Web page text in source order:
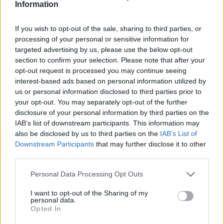
Information
If you wish to opt-out of the sale, sharing to third parties, or
processing of your personal or sensitive information for
targeted advertising by us, please use the below opt-out
section to confirm your selection. Please note that after your
opt-out request is processed you may continue seeing
interest-based ads based on personal information utilized by
us or personal information disclosed to third parties prior to
your opt-out. You may separately opt-out of the further
disclosure of your personal information by third parties on the
IAB’s list of downstream participants. This information may
also be disclosed by us to third parties on the IAB’s List of
Downstream Participants that may further disclose it to other
Personal Data Processing Opt Outs
I want to opt-out of the Sharing of my
personal data.
Opted In
Heřmanice ohrožuje životní prostředí Ostravy a postupuje
dopisu.
Šance pro budovy: Dostupné bydlení nevyřeší jen nová
výstavba. Česko musí lépe využít renovace stávajících
budov
5.8.2026
Diskuse: 39
Více než 380 tisíc domácností v
Česku potřebuje cenově
dostupné nájemní bydlení.
Podle výstupů zprávy EIB pro
Ministerstvo pro místní rozvoj
nutné systematicky využívat také renovace stávajících budov. Ty
mohou nabídnout kvalitní bydlení, například díky využití objektů v
centrech obcí, a zároveň snižovat jeho dlouhodobé provozní
náklady. Desetina českých domácností totiž vydává na bydlení více
než 40 % svých příjmů.